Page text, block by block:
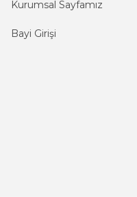
Kurumsal Sayfamız
Bayi Girişi